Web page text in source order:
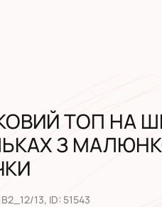
ТОП НА
З
13, ID: 51543